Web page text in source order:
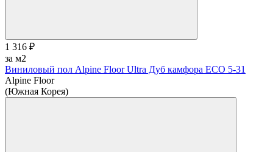
1 316 ₽
за м2
Виниловый пол Alpine Floor Ultra Дуб камфора ЕСО 5-31
Alpine Floor
(Южная Корея)